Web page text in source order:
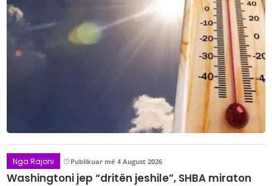
Nga Rajoni Publikuar më 4 August 2026
Washingtoni jep “dritën jeshile”, SHBA miraton